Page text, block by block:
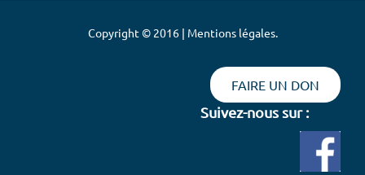
Copyright © 2016 | Mentions légales.
FAIRE UN DON
Suivez-nous sur :